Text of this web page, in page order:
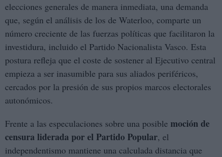
elecciones generales de manera inmediata, una demanda
que, según el análisis de los de Waterloo, comparte un
número creciente de las fuerzas políticas que facilitaron la
investidura, incluido el Partido Nacionalista Vasco. Esta
postura refleja que el coste de sostener al Ejecutivo central
empieza a ser inasumible para sus aliados periféricos,
cercados por la presión de sus propios marcos electorales
autonómicos.
Frente a las especulaciones sobre una posible moción de
censura liderada por el Partido Popular, el
independentismo mantiene una calculada distancia que